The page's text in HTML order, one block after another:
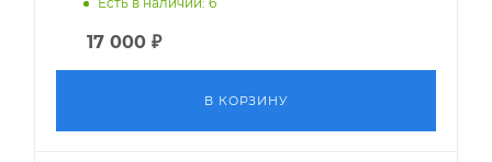
17 000 ₽
В КОРЗИНУ